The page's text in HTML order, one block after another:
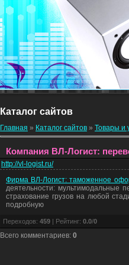
Каталог сайтов
Главная » Каталог сайтов » Товары и
Компания ВЛ-Логист:
http://vl-logist.ru/
Фирма ВЛ-Логист: таможенное
деятельности: мультимодальные
страхование грузов на любой
подробную
Переходов: 459 | Рейтинг: 0.0/0
Всего комментариев: 0